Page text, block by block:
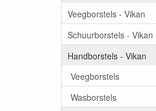
Veegborstels - Vikan
Schuurborstels - Vikan
Handborstels - Vikan
Veegborstels
Wasborstels